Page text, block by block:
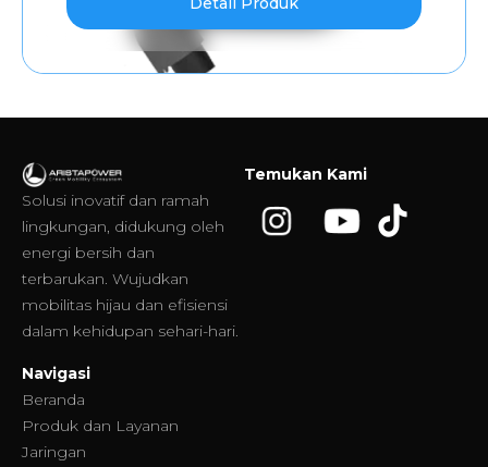
Solusi inovatif dan ramah
lingkungan, didukung oleh
energi bersih dan
terbarukan. Wujudkan
mobilitas hijau dan efisiensi
dalam kehidupan sehari-hari.
Temukan Kami
Navigasi
Beranda
Produk dan Layanan
Jaringan